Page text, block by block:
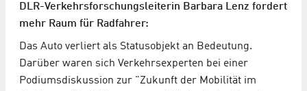
DLR-Verkehrsforschungsleiterin Barbara Lenz fordert
mehr Raum für Radfahrer:
Das Auto verliert als Statusobjekt an Bedeutung.
Darüber waren sich Verkehrsexperten bei einer
Podiumsdiskussion zur "Zukunft der Mobilität im